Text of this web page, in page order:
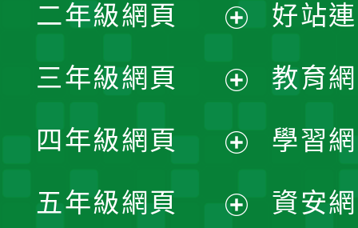
開
選
單
二年級網頁
開
選
單
三年級網頁
開
選
四年級網頁
五年級網頁
好站
教育
學習
資安